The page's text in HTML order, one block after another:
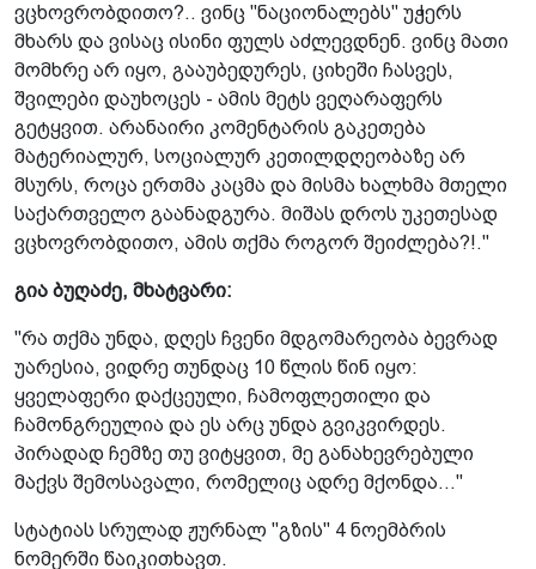
ვცხოვრობდითო?.. ვინც "ნაციონალებს" უჭერს
მხარს და ვისაც ისინი ფულს აძლევდნენ. ვინც მათი
მომხრე არ იყო, გააუბედურეს, ციხეში ჩასვეს,
შვილები დაუხოცეს - ამის მეტს ვეღარაფერს
გეტყვით. არანაირი კომენტარის გაკეთება
მატერიალურ, სოციალურ კეთილდღეობაზე არ
მსურს, როცა ერთმა კაცმა და მისმა ხალხმა მთელი
საქართველო გაანადგურა. მიშას დროს უკეთესად
ვცხოვრობდითო, ამის თქმა როგორ შეიძლება?!."
გია ბუღაძე, მხატვარი:
"რა თქმა უნდა, დღეს ჩვენი მდგომარეობა ბევრად
უარესია, ვიდრე თუნდაც 10 წლის წინ იყო:
ყველაფერი დაქცეული, ჩამოფლეთილი და
ჩამონგრეულია და ეს არც უნდა გვიკვირდეს.
პირადად ჩემზე თუ ვიტყვით, მე განახევრებული
მაქვს შემოსავალი, რომელიც ადრე მქონდა..."
სტატიას სრულად ჟურნალ "გზის" 4 ნოემბრის
ნომერში წაიკითხავთ.